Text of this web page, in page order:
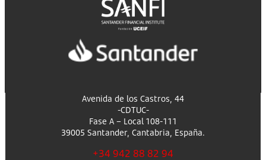
Avenida de los Castros, 44
-CDTUC-
Fase A – Local 108-111
39005 Santander, Cantabria, España.
+34 942 88 82 94